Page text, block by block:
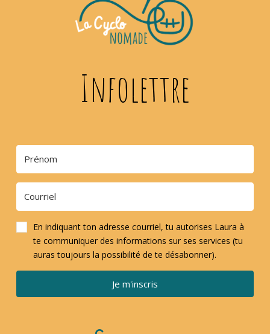
Infolettre
En indiquant ton adresse courriel, tu autorises Laura à
te communiquer des informations sur ses services (tu
auras toujours la possibilité de te désabonner).
Je m'inscris